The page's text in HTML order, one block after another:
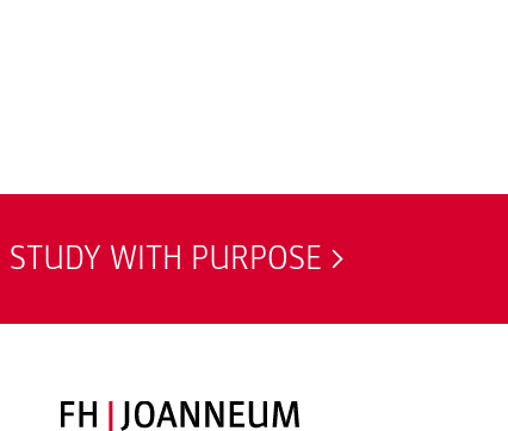
STUDY WITH PURPOSE
FH JOANNEUM Logo